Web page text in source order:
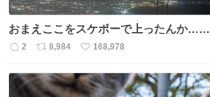
おまえここをスケボーで上ったんか……
返
数
2
リ
ス
8,984
い
ね
168,978